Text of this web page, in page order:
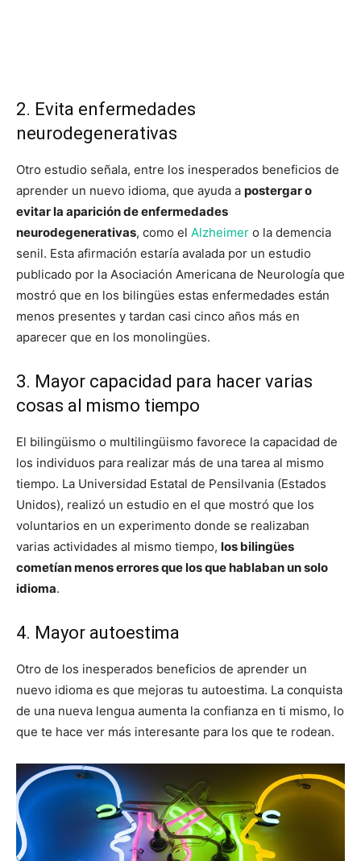
2. Evita enfermedades
neurodegenerativas
Otro estudio señala, entre los inesperados beneficios de
aprender un nuevo idioma, que ayuda a postergar o
evitar la aparición de enfermedades
neurodegenerativas, como el Alzheimer o la demencia
senil. Esta afirmación estaría avalada por un estudio
publicado por la Asociación Americana de Neurología que
mostró que en los bilingües estas enfermedades están
menos presentes y tardan casi cinco años más en
aparecer que en los monolingües.
3. Mayor capacidad para hacer varias
cosas al mismo tiempo
El bilingüismo o multilingüismo favorece la capacidad de
los individuos para realizar más de una tarea al mismo
tiempo. La Universidad Estatal de Pensilvania (Estados
Unidos), realizó un estudio en el que mostró que los
voluntarios en un experimento donde se realizaban
varias actividades al mismo tiempo, los bilingües
cometían menos errores que los que hablaban un solo
idioma.
4. Mayor autoestima
Otro de los inesperados beneficios de aprender un
nuevo idioma es que mejoras tu autoestima. La conquista
de una nueva lengua aumenta la confianza en ti mismo, lo
que te hace ver más interesante para los que te rodean.